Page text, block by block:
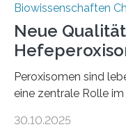
Biowissenschaften
Neue
Peroxisomen sind
eine zentrale Rolle
erfüllen können,
30.10.2025